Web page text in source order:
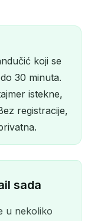
koji se
30 minuta.
istekne,
registracije,
sada
u nekoliko